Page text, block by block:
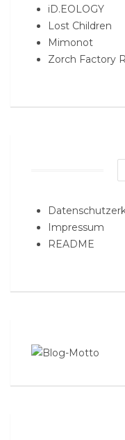
iD.EOLOGY
Lost Children
Mimonot
Zorch Factory
Impressum
README